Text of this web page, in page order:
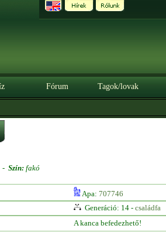
Fórum Tagok/lovak
- Szín: fakó
Apa: 707746
Generáció: 14 - családfa
A kanca befedezhető!